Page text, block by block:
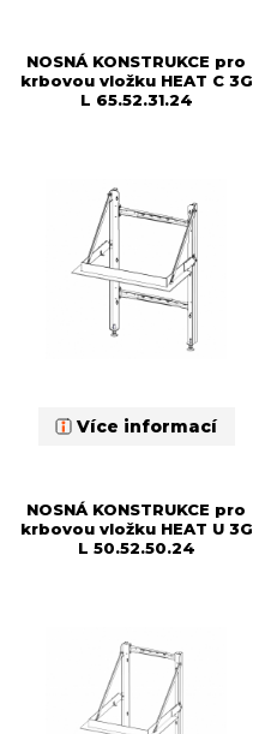
NOSNÁ KONSTRUKCE pro
krbovou vložku HEAT C 3G
L 65.52.31.24
Více informací
NOSNÁ KONSTRUKCE pro
krbovou vložku HEAT U 3G
L 50.52.50.24